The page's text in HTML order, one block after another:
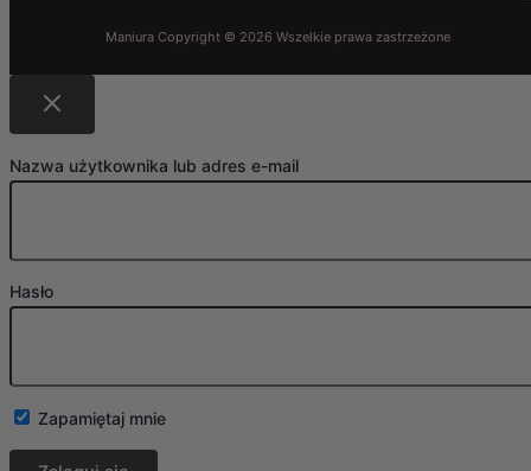
Nazwa użytkownika lub adres e-mail
Hasło
Zapamiętaj mnie